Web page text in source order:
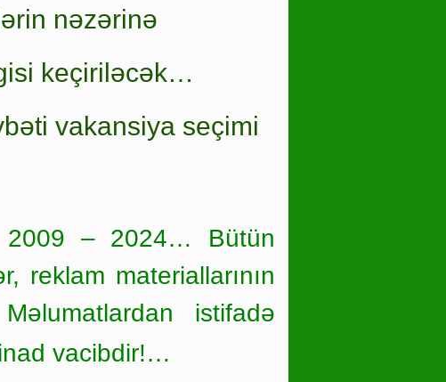
nəzərinə
keçiriləcək…
vakansiya seçimi
2009 – 2024… Bütün
reklam materiallarının
istifadə
vacibdir!…